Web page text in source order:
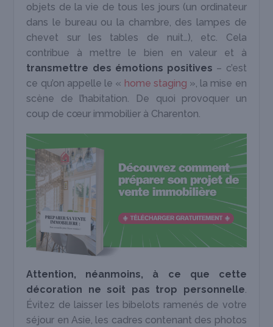
objets de la vie de tous les jours (un ordinateur
dans le bureau ou la chambre, des lampes de
chevet sur les tables de nuit…), etc. Cela
contribue à mettre le bien en valeur et à
transmettre des émotions positives – c’est
ce qu’on appelle le « home staging », la mise en
scène de l’habitation. De quoi provoquer un
coup de cœur immobilier à Charenton.
Attention, néanmoins, à ce que cette
décoration ne soit pas trop personnelle.
Évitez de laisser les bibelots ramenés de votre
séjour en Asie, les cadres contenant des photos